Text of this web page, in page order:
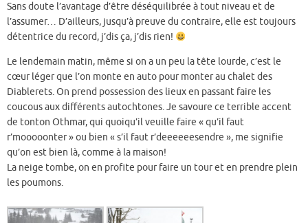
Sans doute l’avantage d’être déséquilibrée à tout niveau et de
l’assumer… D’ailleurs, jusqu’à preuve du contraire, elle est toujours
détentrice du record, j’dis ça, j’dis rien!
Le lendemain matin, même si on a un peu la tête lourde, c’est le
cœur léger que l’on monte en auto pour monter au chalet des
Diablerets. On prend possession des lieux en passant faire les
coucous aux différents autochtones. Je savoure ce terrible accent
de tonton Othmar, qui quoiqu’il veuille faire « qu’il faut
r’mooooonter » ou bien « s’il faut r’deeeeeesendre », me signifie
qu’on est bien là, comme à la maison!
La neige tombe, on en profite pour faire un tour et en prendre plein
les poumons.